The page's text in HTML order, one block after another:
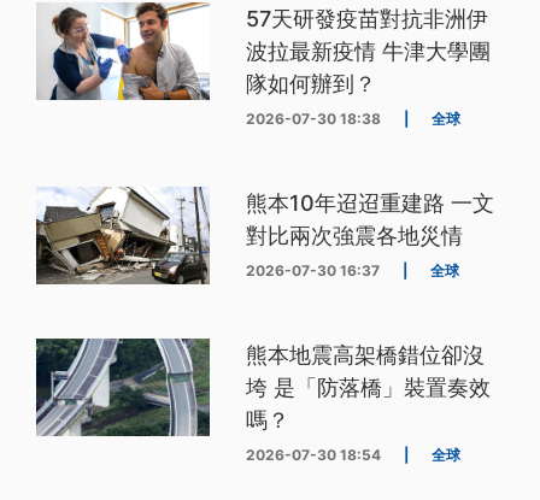
57天研發疫苗對抗非洲伊
波拉最新疫情 牛津大學團
隊如何辦到？
2026-07-30 18:38 全球
熊本10年迢迢重建路 一文
對比兩次強震各地災情
2026-07-30 16:37 全球
熊本地震高架橋錯位卻沒
垮 是「防落橋」裝置奏效
嗎？
2026-07-30 18:54 全球